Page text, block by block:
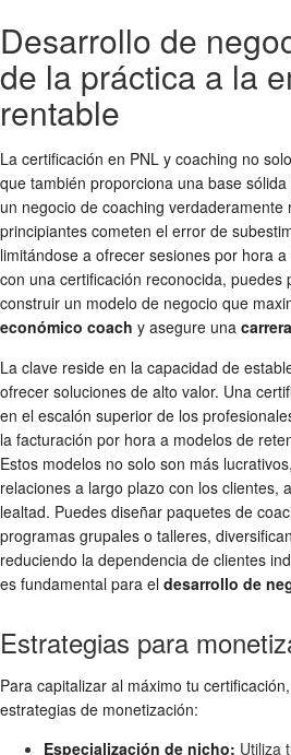
Desarrollo de
de la práctica a la
rentable
La certificación en PNL y coaching no
que también proporciona una base
un negocio de coaching
principiantes cometen el error de
limitándose a ofrecer sesiones por hora
con una certificación reconocida, puedes
construir un modelo de negocio que
económico coach y asegure una
La clave reside en la capacidad de
ofrecer soluciones de alto valor. Una
en el escalón superior de los
la facturación por hora a modelos de
Estos modelos no solo son más
relaciones a largo plazo con los clientes,
lealtad. Puedes diseñar paquetes de
programas grupales o talleres,
reduciendo la dependencia de clientes
es fundamental para el desarrollo de
Estrategias para
Para capitalizar al máximo tu
estrategias de monetización:
Especialización de nicho: Utiliza